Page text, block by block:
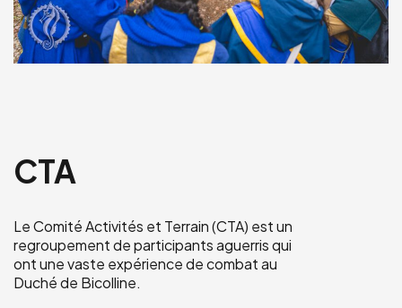
CTA
Le Comité Activités et Terrain (CTA) est un
regroupement de participants aguerris qui
ont une vaste expérience de combat au
Duché de Bicolline.